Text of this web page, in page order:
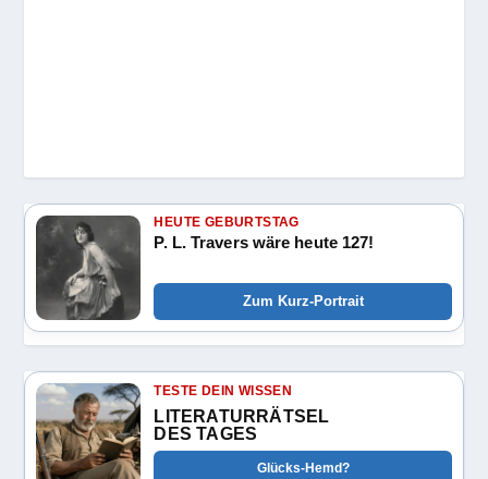
HEUTE GEBURTSTAG
P. L. Travers wäre heute 127!
Zum Kurz-Portrait
TESTE DEIN WISSEN
LITERATURRÄTSEL
DES TAGES
Glücks-Hemd?